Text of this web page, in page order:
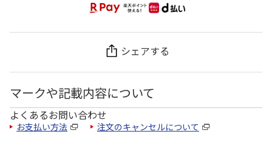
シェアする
マークや記載内容について
よくあるお問い合わせ
お支払い方法 注文のキャンセルについて